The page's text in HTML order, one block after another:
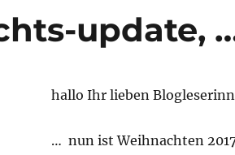
update,
hallo Ihr lieben
… nun ist Weihnachten